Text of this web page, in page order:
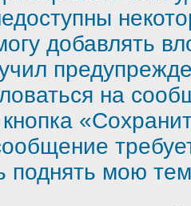
добавлять
на
поднять мою